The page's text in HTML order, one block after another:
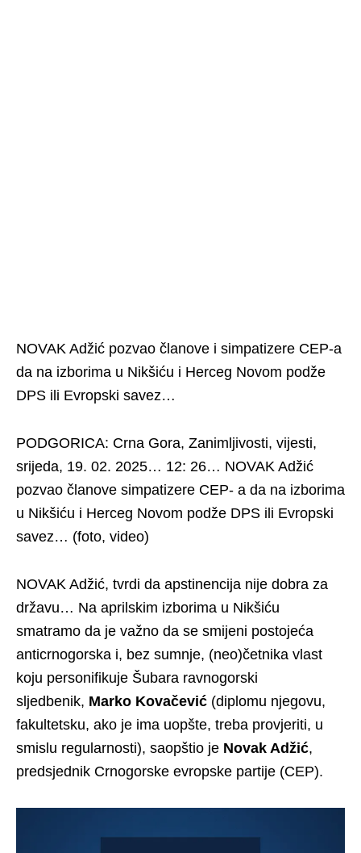
NOVAK Adžić pozvao članove i simpatizere CEP-a
da na izborima u Nikšiću i Herceg Novom podže
DPS ili Evropski savez…
PODGORICA: Crna Gora, Zanimljivosti, vijesti,
srijeda, 19. 02. 2025… 12: 26… NOVAK Adžić
pozvao članove simpatizere CEP- a da na izborima
u Nikšiću i Herceg Novom podže DPS ili Evropski
savez… (foto, video)
NOVAK Adžić, tvrdi da apstinencija nije dobra za
državu… Na aprilskim izborima u Nikšiću
smatramo da je važno da se smijeni postojeća
anticrnogorska i, bez sumnje, (neo)četnika vlast
koju personifikuje Šubara ravnogorski
sljedbenik, Marko Kovačević (diplomu njegovu,
fakultetsku, ako je ima uopšte, treba provjeriti, u
smislu regularnosti), saopštio je Novak Adžić,
predsjednik Crnogorske evropske partije (CEP).